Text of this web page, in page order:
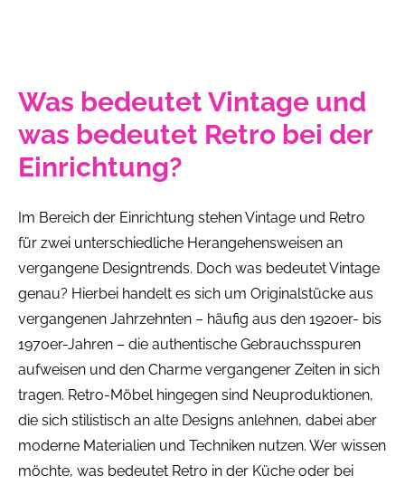
Was bedeutet Vintage und
was bedeutet Retro bei der
Einrichtung?
Im Bereich der Einrichtung stehen Vintage und Retro
für zwei unterschiedliche Herangehensweisen an
vergangene Designtrends. Doch was bedeutet Vintage
genau? Hierbei handelt es sich um Originalstücke aus
vergangenen Jahrzehnten – häufig aus den 1920er- bis
1970er-Jahren – die authentische Gebrauchsspuren
aufweisen und den Charme vergangener Zeiten in sich
tragen. Retro-Möbel hingegen sind Neuproduktionen,
die sich stilistisch an alte Designs anlehnen, dabei aber
moderne Materialien und Techniken nutzen. Wer wissen
möchte, was bedeutet Retro in der Küche oder bei